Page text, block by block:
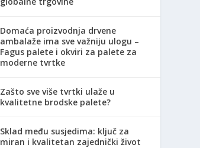
Domaća proizvodnja drvene
ambalaže ima sve važniju ulogu –
Fagus palete i okviri za palete za
moderne tvrtke
Zašto sve više tvrtki ulaže u
kvalitetne brodske palete?
Sklad među susjedima: ključ za
miran i kvalitetan zajednički život